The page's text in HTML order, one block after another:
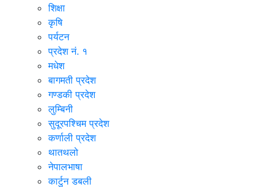
शिक्षा
कृषि
पर्यटन
प्रदेश नं. १
मधेश
बागमती प्रदेश
गण्डकी प्रदेश
लुम्बिनी
सुदूरपश्चिम प्रदेश
कर्णाली प्रदेश
थातथलो
नेपालभाषा
कार्टुन डबली